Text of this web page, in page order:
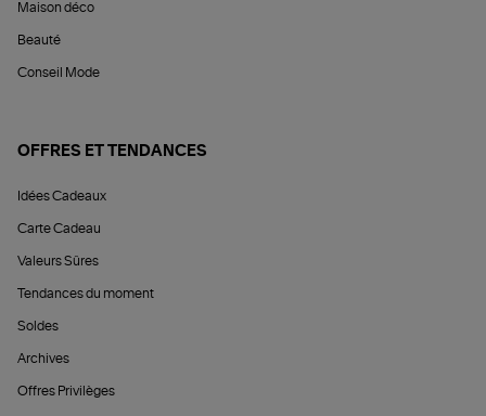
Maison déco
Beauté
Conseil Mode
OFFRES ET TENDANCES
Idées Cadeaux
Carte Cadeau
Valeurs Sûres
Tendances du moment
Soldes
Archives
Offres Privilèges